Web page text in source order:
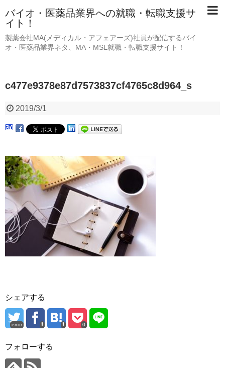
バイオ・医薬品業界への就職・転職支援サ
イト！
製薬会社MA(メディカル・アフェアーズ)社員が配信するバイ
オ・医薬品業界ネタ、MA・MSL就職・転職支援サイト！
c477e9378e87d7573837cf4765c8d964_s
2019/3/1
シェアする
error 0
フォローする